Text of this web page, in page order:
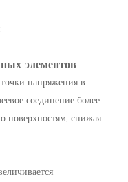
элементов
напряжения в
соединение более
поверхностям, снижая